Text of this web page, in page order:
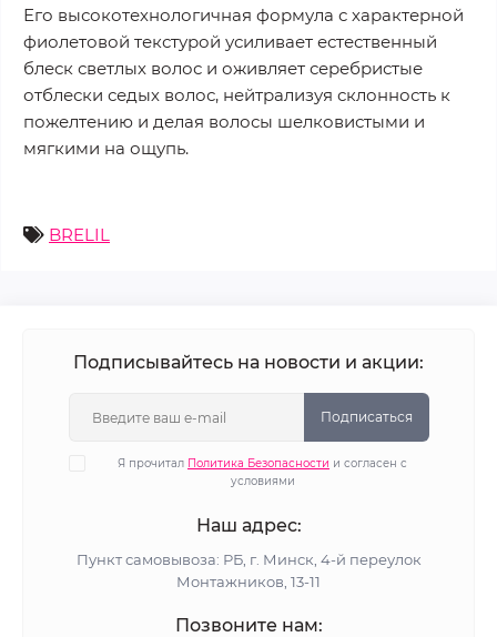
Его высокотехнологичная формула с характерной
фиолетовой текстурой усиливает естественный
блеск светлых волос и оживляет серебристые
отблески седых волос, нейтрализуя склонность к
пожелтению и делая волосы шелковистыми и
мягкими на ощупь.
BRELIL
Подписывайтесь на новости и акции:
Подписаться
Я прочитал Политика Безопасности и согласен с
условиями
Наш адрес:
Пункт самовывоза: РБ, г. Минск, 4-й переулок
Монтажников, 13-11
Позвоните нам: